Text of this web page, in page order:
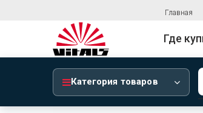
Главная
Где
Категория товаров